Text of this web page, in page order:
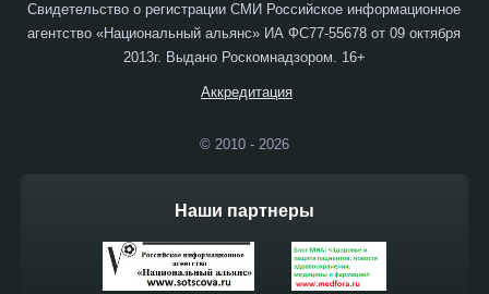
Свидетельство о регистрации СМИ Российское информационное
агентство «Национальный альянс» ИА ФС77-55678 от 09 октября
2013г. Выдано Роскомнадзором. 16+
Аккредитация
© 2010 - 2026
Наши партнеры